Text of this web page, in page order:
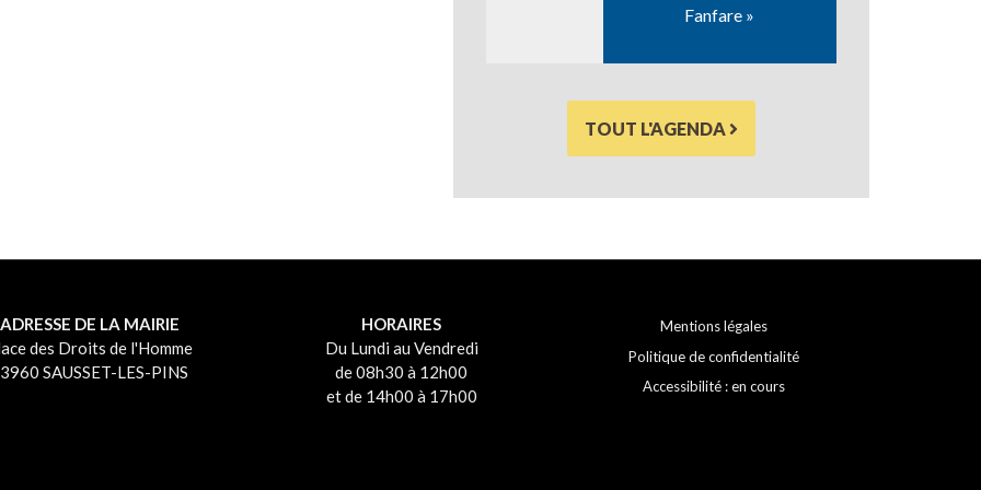
Fanfare »
TOUT L'AGENDA
ADRESSE DE LA MAIRIE
des Droits de l'Homme
SAUSSET-LES-PINS
HORAIRES
Du Lundi au Vendredi
de 08h30 à 12h00
et de 14h00 à 17h00
Mentions légales
Politique de confidentialité
Accessibilité : en cours